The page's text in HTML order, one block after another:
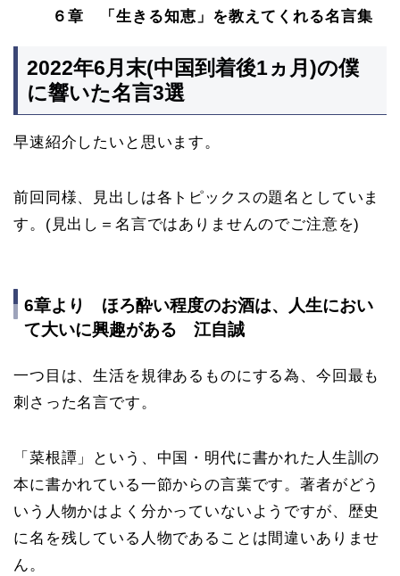
６章 「生きる知恵」を教えてくれる名言集
2022年6月末(中国到着後1ヵ月)の僕
に響いた名言3選
早速紹介したいと思います。
前回同様、見出しは各トピックスの題名としていま
す。(見出し＝名言ではありませんのでご注意を)
6章より ほろ酔い程度のお酒は、人生におい
て大いに興趣がある 江自誠
一つ目は、生活を規律あるものにする為、今回最も
刺さった名言です。
「菜根譚」という、中国・明代に書かれた人生訓の
本に書かれている一節からの言葉です。著者がどう
いう人物かはよく分かっていないようですが、歴史
に名を残している人物であることは間違いありませ
ん。